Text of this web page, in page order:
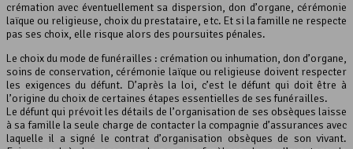
crémation avec éventuellement sa dispersion, don d’organe, cérémonie
laïque ou religieuse, choix du prestataire, etc. Et si la famille ne respecte
pas ses choix, elle risque alors des poursuites pénales.
Le choix du mode de funérailles : crémation ou inhumation, don d’organe,
soins de conservation, cérémonie laïque ou religieuse doivent respecter
les exigences du défunt. D’après la loi, c’est le défunt qui doit être à
l’origine du choix de certaines étapes essentielles de ses funérailles.
Le défunt qui prévoit les détails de l’organisation de ses obsèques laisse
à sa famille la seule charge de contacter la compagnie d’assurances avec
laquelle il a signé le contrat d’organisation obsèques de son vivant.